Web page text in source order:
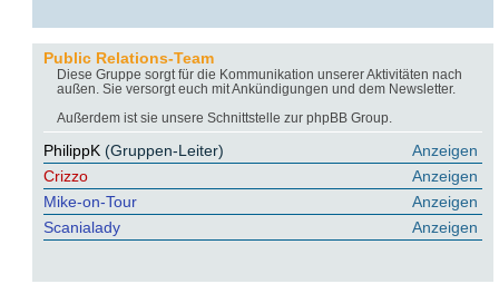
Public Relations-Team
Diese Gruppe sorgt für die Kommunikation unserer Aktivitäten nach
außen. Sie versorgt euch mit Ankündigungen und dem Newsletter.
Außerdem ist sie unsere Schnittstelle zur phpBB Group.
Anzeigen
PhilippK (Gruppen-Leiter)
Anzeigen
Crizzo
Anzeigen
Mike-on-Tour
Anzeigen
Scanialady